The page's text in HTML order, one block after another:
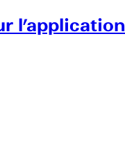
l’application